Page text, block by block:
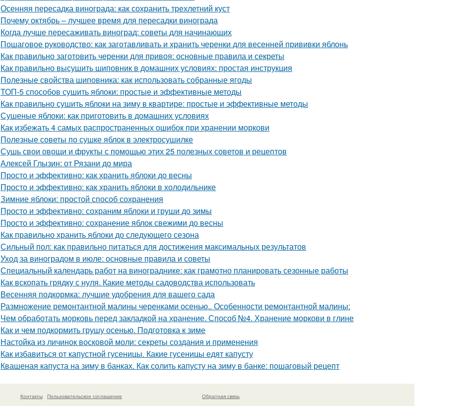
Осенняя пересадка винограда: как сохранить трехлетний куст
Почему октябрь – лучшее время для пересадки винограда
Когда лучше пересаживать виноград: советы для начинающих
Пошаговое руководство: как заготавливать и хранить черенки для весенней прививки яблонь
Как правильно заготовить черенки для привоя: основные правила и секреты
Как правильно высушить шиповник в домашних условиях: простая инструкция
Полезные свойства шиповника: как использовать собранные ягоды
ТОП-5 способов сушить яблоки: простые и эффективные методы
Как правильно сушить яблоки на зиму в квартире: простые и эффективные методы
Сушеные яблоки: как приготовить в домашних условиях
Как избежать 4 самых распространенных ошибок при хранении моркови
Полезные советы по сушке яблок в электросушилке
Сушь свои овощи и фрукты с помощью этих 25 полезных советов и рецептов
Алексей Глызин: от Рязани до мира
Просто и эффективно: как хранить яблоки до весны
Просто и эффективно: как хранить яблоки в холодильнике
Зимние яблоки: простой способ сохранения
Просто и эффективно: сохраним яблоки и груши до зимы
Просто и эффективно: сохранение яблок свежими до весны
Как правильно хранить яблоки до следующего сезона
Сильный пол: как правильно питаться для достижения максимальных результатов
Уход за виноградом в июле: основные правила и советы
Специальный календарь работ на винограднике: как грамотно планировать сезонные работы
Как вскопать грядку с нуля. Какие методы садоводства использовать
Весенняя подкормка: лучшие удобрения для вашего сада
Размножение ремонтантной малины черенками осенью.. Особенности ремонтантной малины:
Чем обработать морковь перед закладкой на хранение. Способ №4. Хранение моркови в глине
Как и чем подкормить грушу осенью. Подготовка к зиме
Настойка из личинок восковой моли: секреты создания и применения
Как избавиться от капустной гусеницы. Какие гусеницы едят капусту
Квашеная капуста на зиму в банках. Как солить капусту на зиму в банке: пошаговый рецепт
Контакты
Пользовательское соглашение
Обратная связь